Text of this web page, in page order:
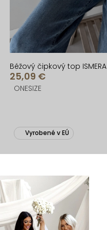
Béžový čipkový top ISMERA
25,09 €
ONESIZE
Vyrobené v EÚ